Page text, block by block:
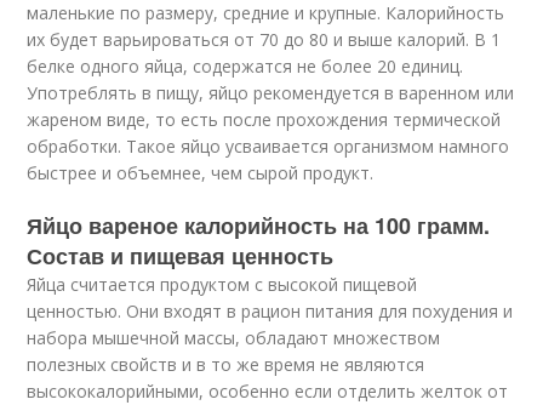
маленькие по размеру, средние и крупные. Калорийность
их будет варьироваться от 70 до 80 и выше калорий. В 1
белке одного яйца, содержатся не более 20 единиц.
Употреблять в пищу, яйцо рекомендуется в варенном или
жареном виде, то есть после прохождения термической
обработки. Такое яйцо усваивается организмом намного
быстрее и объемнее, чем сырой продукт.
Яйцо вареное калорийность на 100 грамм.
Состав и пищевая ценность
Яйца считается продуктом с высокой пищевой
ценностью. Они входят в рацион питания для похудения и
набора мышечной массы, обладают множеством
полезных свойств и в то же время не являются
высококалорийными, особенно если отделить желток от